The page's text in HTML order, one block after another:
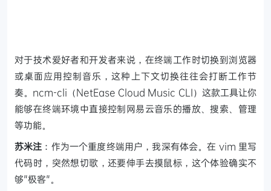
对于技术爱好者和开发者来说，在终端工作时切换到浏览器
或桌面应用控制音乐，这种上下文切换往往会打断工作节
奏。ncm-cli（NetEase Cloud Music CLI）这款工具让你
能够在终端环境中直接控制网易云音乐的播放、搜索、管理
等功能。
苏米注 ：作为一个重度终端用户，我深有体会。在 vim 里写
代码时，突然想切歌，还要伸手去摸鼠标，这个体验确实不
够"极客"。